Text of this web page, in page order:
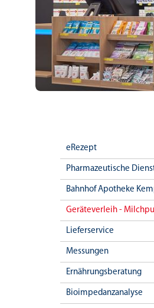
eRezept
Pharmazeutische
Bahnhof Apotheke
Geräteverleih -
Lieferservice
Messungen
Ernährungsberatung
Bioimpedanzanalyse